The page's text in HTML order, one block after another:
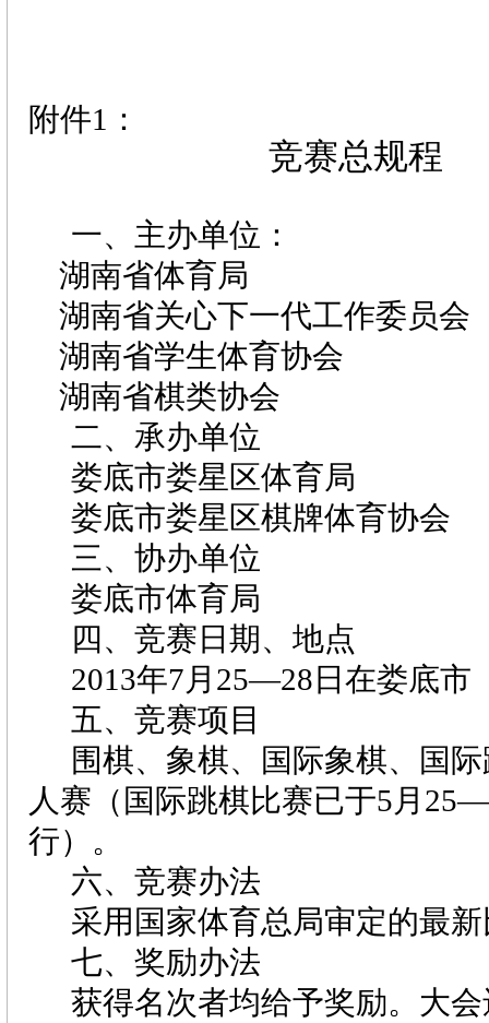
附件1 ：
竞赛总规程
一、主办单位：
湖南省体育局
湖南省关心下一代工作委员会
湖南省学生体育协会
湖南省棋类协会
二、承办单位
娄底市娄星区体育局
娄底市娄星区棋牌体育协会
三、协办单位
娄底市体育局
四、竞赛日期、地点
2013年7月 25—28 日在娄底市
五、竞赛项目
围棋、象棋、国际象棋、国
人赛（国际跳棋比赛已于5月 25—
行）。
六、竞赛办法
采用国家体育总局审定的最
七、奖励办法
获得名次者均给予奖励。大